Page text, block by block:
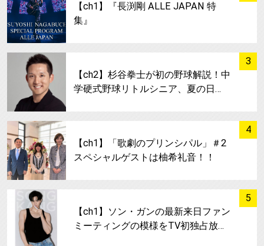
【ch1】『長渕剛 ALLE JAPAN 特
集』
3
【ch2】杉谷拳士が初の野球解説！中
学硬式野球リトルシニア、夏の日…
4
サムネイル
【ch1】「歌劇のプリンシパル」＃2
スペシャルゲストは柚希礼音！！
5
【ch1】ソン・ガンの最新来日ファン
ミーティングの模様をTV初独占放…